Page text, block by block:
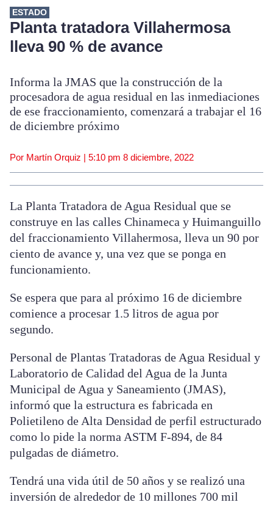
ESTADO
Planta tratadora Villahermosa
lleva 90 % de avance
Informa la JMAS que la construcción de la
procesadora de agua residual en las inmediaciones
de ese fraccionamiento, comenzará a trabajar el 16
de diciembre próximo
Por Martín Orquiz | 5:10 pm 8 diciembre, 2022
La Planta Tratadora de Agua Residual que se
construye en las calles Chinameca y Huimanguillo
del fraccionamiento Villahermosa, lleva un 90 por
ciento de avance y, una vez que se ponga en
funcionamiento.
Se espera que para al próximo 16 de diciembre
comience a procesar 1.5 litros de agua por
segundo.
Personal de Plantas Tratadoras de Agua Residual y
Laboratorio de Calidad del Agua de la Junta
Municipal de Agua y Saneamiento (JMAS),
informó que la estructura es fabricada en
Polietileno de Alta Densidad de perfil estructurado
como lo pide la norma ASTM F-894, de 84
pulgadas de diámetro.
Tendrá una vida útil de 50 años y se realizó una
inversión de alrededor de 10 millones 700 mil